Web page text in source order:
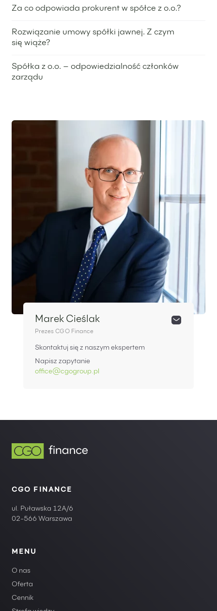
Za co odpowiada prokurent w spółce z o.o.?
Rozwiązanie umowy spółki jawnej. Z czym
się wiąże?
Spółka z o.o. – odpowiedzialność członków
zarządu
Marek Cieślak
Prezes CGO Finance
Skontaktuj się z naszym ekspertem
Napisz zapytanie
office@cgogroup.pl
CGO FINANCE
ul. Puławska 12A/6
02-566 Warszawa
MENU
O nas
Oferta
Cennik